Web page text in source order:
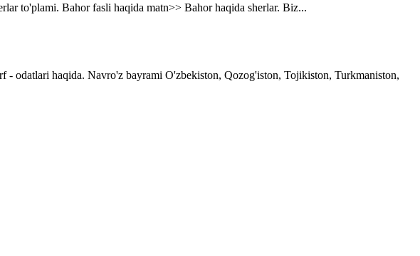
to'plami. Bahor fasli haqida matn>> Bahor haqida sherlar. Biz...
odatlari haqida. Navro'z bayrami O'zbekiston, Qozog'iston, Tojikiston, Turkmaniston,